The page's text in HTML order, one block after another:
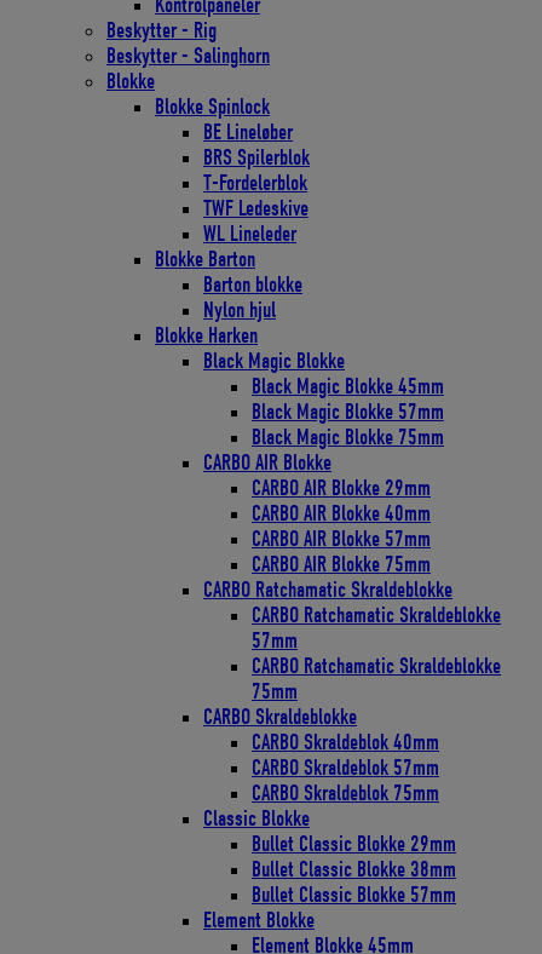
Kontrolpaneler
Beskytter - Rig
Beskytter - Salinghorn
Blokke
Blokke Spinlock
BE Lineløber
BRS Spilerblok
T-Fordelerblok
TWF Ledeskive
WL Lineleder
Blokke Barton
Barton blokke
Nylon hjul
Blokke Harken
Black Magic Blokke
Black Magic Blokke 45mm
Black Magic Blokke 57mm
Black Magic Blokke 75mm
CARBO AIR Blokke
CARBO AIR Blokke 29mm
CARBO AIR Blokke 40mm
CARBO AIR Blokke 57mm
CARBO AIR Blokke 75mm
CARBO Ratchamatic Skraldeblokke
CARBO Ratchamatic Skraldeblokke
57mm
CARBO Ratchamatic Skraldeblokke
75mm
CARBO Skraldeblokke
CARBO Skraldeblok 40mm
CARBO Skraldeblok 57mm
CARBO Skraldeblok 75mm
Classic Blokke
Bullet Classic Blokke 29mm
Bullet Classic Blokke 38mm
Bullet Classic Blokke 57mm
Element Blokke
Element Blokke 45mm